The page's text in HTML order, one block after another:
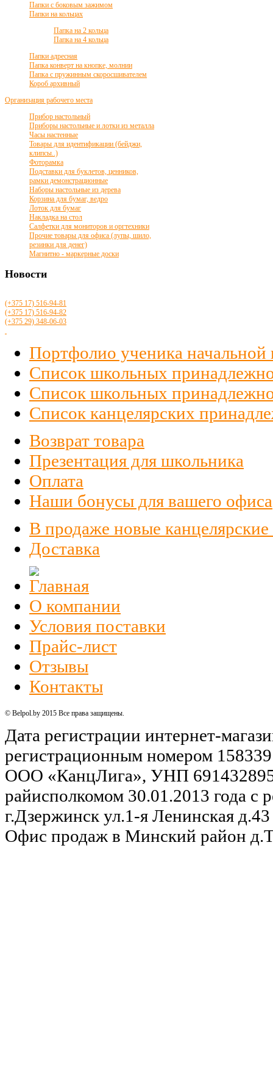
Папки с боковым зажимом
Папки на кольцах
Папка на 2 кольца
Папка на 4 кольца
Папки адресная
Папка конверт на кнопке, молнии
Папка с пружинным скоросшивателем
Короб архивный
Организация рабочего места
Прибор настольный
Приборы настольные и лотки из металла
Часы настенные
Товары для идентификации (бейджи,
клипсы..)
Фоторамка
Подставки для буклетов, ценников,
рамки демонстрационные
Наборы настольные из дерева
Корзина для бумаг, ведро
Лоток для бумаг
Накладка на стол
Салфетки для мониторов и оргтехники
Прочие товары для офиса (лупы, шило,
резинки для денег)
Магнитно - маркерные доски
Новости
(+375 17) 516-94-81
(+375 17) 516-94-82
(+375 29) 348-06-03
Портфолио ученика
Список школьных
Список школьных
Список канцелярских
Возврат товара
Презентация для школьника
Оплата
Наши бонусы для вашего офиса
В продаже новые
Доставка
О компании
Условия поставки
Прайс-лист
Отзывы
Контакты
© Belpol.by 2015 Все права защищены.
Дата регистрации интернет-
регистрационным номером 158339
ООО «КанцЛига», УНП
райисполкомом 30.01.2013 года с
г.Дзержинск ул.1-я Ленинская
Офис продаж в Минский район